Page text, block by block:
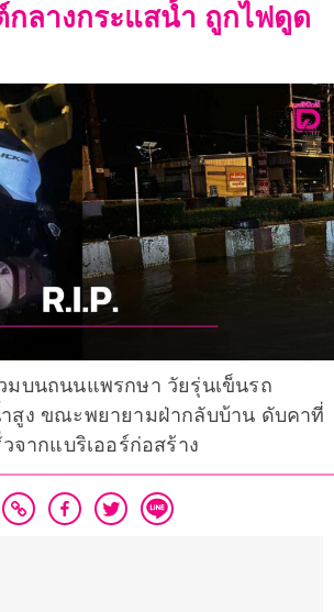
ลางกระแสน้ำ ถูกไฟดูด
มบนถนนแพรกษา วัยรุ่นเข็นรถ
สูง ขณะพยายามฝ่ากลับบ้าน ดับคาที่
จากแบริเออร์ก่อสร้าง